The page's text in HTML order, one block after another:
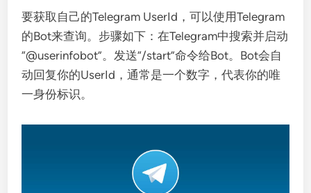
要获取自己的Telegram UserId，可以使用Telegram
的Bot来查询。步骤如下：在Telegram中搜索并启动
“@userinfobot”。发送“/start”命令给Bot。Bot会自
动回复你的UserId，通常是一个数字，代表你的唯
一身份标识。